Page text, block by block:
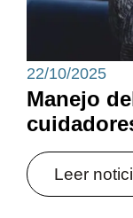
22/10/2025
Manejo
Leer